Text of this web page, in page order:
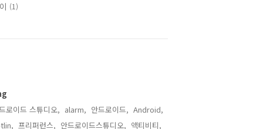
(1)
로이드 스튜디오, alarm, 안드로이드, Android,
프리퍼런스, 안드로이드스튜디오, 액티비티,